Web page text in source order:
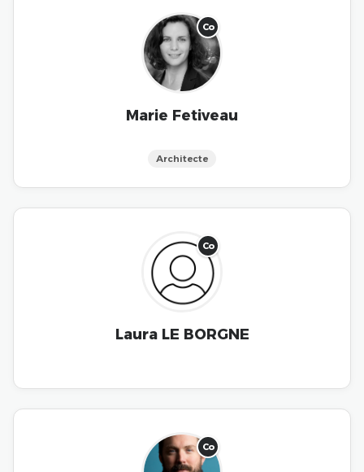
Co
Marie Fetiveau
Architecte
Co
Laura LE BORGNE
Co